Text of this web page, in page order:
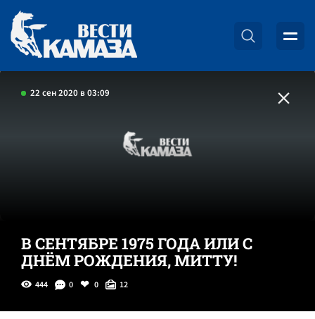
22 сен 2020 в 03:09
В СЕНТЯБРЕ 1975 ГОДА ИЛИ С
ДНЁМ РОЖДЕНИЯ, МИТТУ!
444 0 0 12